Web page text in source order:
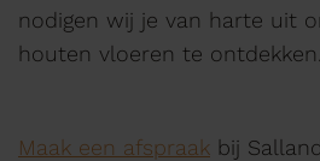
nodigen wij je van harte uit
houten vloeren te ontdekken.
Maak een afspraak bij